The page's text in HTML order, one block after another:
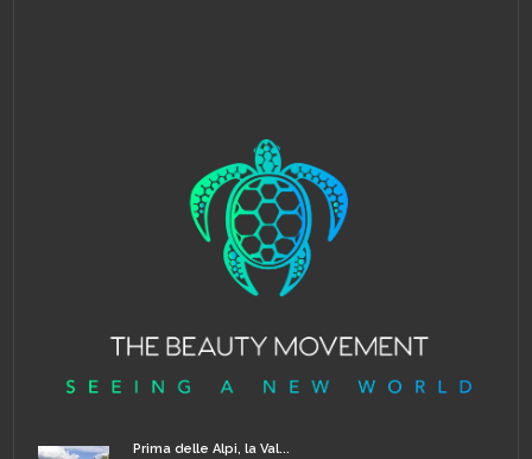
Prima delle Alpi, la Val...